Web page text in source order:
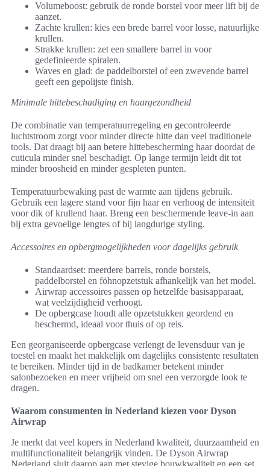
Volumeboost: gebruik de ronde borstel voor meer lift bij de
aanzet.
Zachte krullen: kies een brede barrel voor losse, natuurlijke
krullen.
Strakke krullen: zet een smallere barrel in voor
gedefinieerde spiralen.
Waves en glad: de paddelborstel of een zwevende barrel
geeft een gepolijste finish.
Minimale hittebeschadiging en haargezondheid
De combinatie van temperatuurregeling en gecontroleerde
luchtstroom zorgt voor minder directe hitte dan veel traditionele
tools. Dat draagt bij aan betere hittebescherming haar doordat de
cuticula minder snel beschadigt. Op lange termijn leidt dit tot
minder broosheid en minder gespleten punten.
Temperatuurbewaking past de warmte aan tijdens gebruik.
Gebruik een lagere stand voor fijn haar en verhoog de intensiteit
voor dik of krullend haar. Breng een beschermende leave-in aan
bij extra gevoelige lengtes of bij langdurige styling.
Accessoires en opbergmogelijkheden voor dagelijks gebruik
Standaardset: meerdere barrels, ronde borstels,
paddelborstel en föhnopzetstuk afhankelijk van het model.
Airwrap accessoires passen op hetzelfde basisapparaat,
wat veelzijdigheid verhoogt.
De opbergcase houdt alle opzetstukken geordend en
beschermd, ideaal voor thuis of op reis.
Een georganiseerde opbergcase verlengt de levensduur van je
toestel en maakt het makkelijk om dagelijks consistente resultaten
te bereiken. Minder tijd in de badkamer betekent minder
salonbezoeken en meer vrijheid om snel een verzorgde look te
dragen.
Waarom consumenten in Nederland kiezen voor Dyson
Airwrap
Je merkt dat veel kopers in Nederland kwaliteit, duurzaamheid en
multifunctionaliteit belangrijk vinden. De Dyson Airwrap